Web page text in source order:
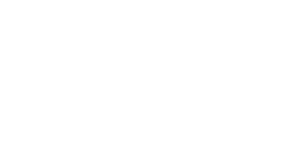
Brastemp